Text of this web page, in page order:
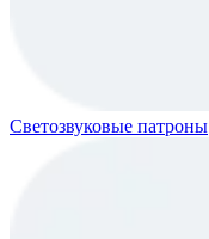
Светозвуковые патроны